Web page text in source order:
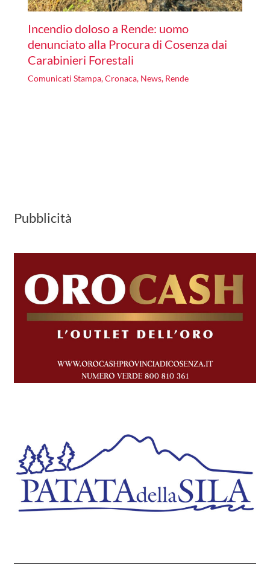
Incendio doloso a Rende: uomo
denunciato alla Procura di Cosenza dai
Carabinieri Forestali
Comunicati Stampa,Cronaca, News, Rende
Pubblicità